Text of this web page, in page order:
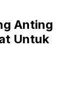
Anting
Untuk